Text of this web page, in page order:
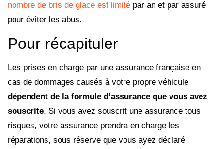
nombre de bris de glace est limité par an et par assuré
pour éviter les abus.
Pour récapituler
Les prises en charge par une assurance française en
cas de dommages causés à votre propre véhicule
dépendent de la formule d’assurance que vous avez
souscrite. Si vous avez souscrit une assurance tous
risques, votre assurance prendra en charge les
réparations, sous réserve que vous ayez déclaré